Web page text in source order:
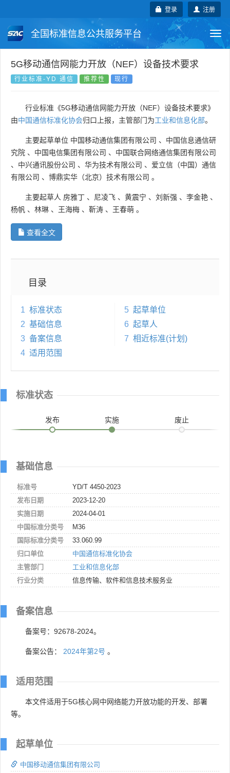
注册
登录
全国标准信息公共服务平台
国家标准 行业标准 地方标准
国外标准 技术委员会
5G移动通信网能力开放（NEF）设备技术要求
行业标准-YD 通信 推荐性 现行
行业标准《5G移动通信网能力开放（NEF）设备技术要求》
由中国通信标准化协会归口上报，主管部门为工业和信息化部。
主要起草单位 中国移动通信集团有限公司 、 中国信息通信研
究院 、 中国电信集团有限公司 、 中国联合网络通信集团有限公司
、 中兴通讯股份公司 、 华为技术有限公司 、 爱立信（中国）通信
有限公司 、 博鼎实华（北京）技术有限公司 。
主要起草人 房雅丁 、 尼凌飞 、 黄震宁 、 刘新强 、 李金艳 、
杨帆 、 林琳 、 王海梅 、 靳涛 、 王春萌 。
查看全文
目录
1 标准状态
2 基础信息
3 备案信息
4 适用范围
5 起草单位
6 起草人
7 相近标准(计划)
标准状态
发布 实施 废止
基础信息
标准号
YD/T 4450-2023
发布日期
2023-12-20
实施日期
2024-04-01
中国标准分类号
M36
国际标准分类号
33.060.99
归口单位
中国通信标准化协会
主管部门
工业和信息化部
行业分类
信息传输、软件和信息技术服务业
备案信息
备案号：92678-2024。
备案公告： 2024年第2号 。
适用范围
本文件适用于5G核心网中网络能力开放功能的开发、部署
等。
起草单位
中国移动通信集团有限公司